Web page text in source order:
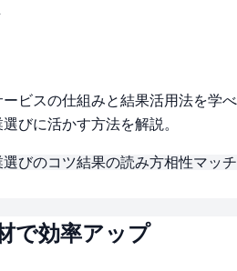
ビスの仕組みと結果活用法を学べ
びに活かす方法を解説。
選びのコツ結果の読み方相性マッチ
で効率アップ